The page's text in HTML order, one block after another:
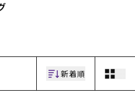
ツ 公式アプリ
新着順